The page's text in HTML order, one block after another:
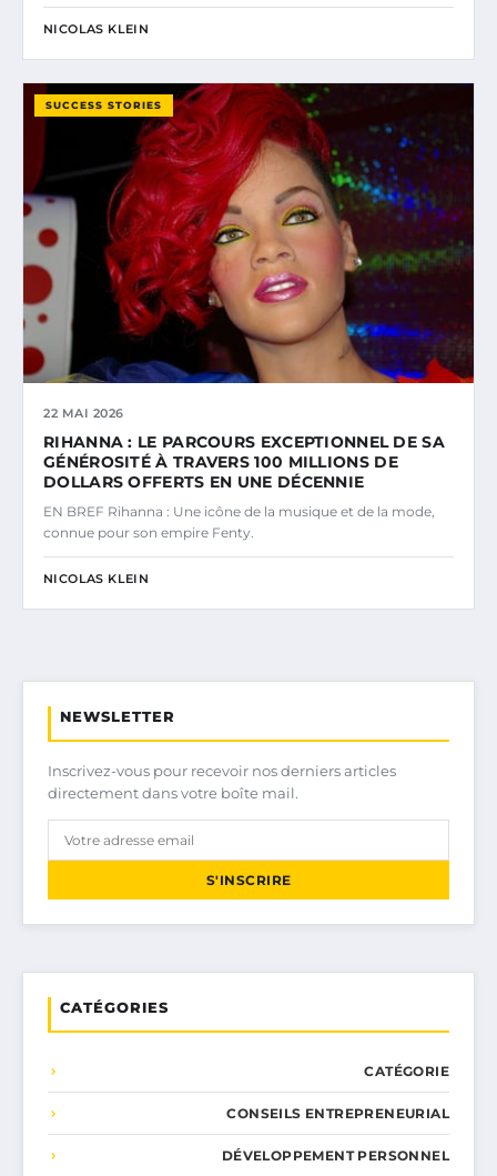
NICOLAS KLEIN
SUCCESS STORIES
22 MAI 2026
RIHANNA : LE PARCOURS EXCEPTIONNEL DE SA
GÉNÉROSITÉ À TRAVERS 100 MILLIONS DE
DOLLARS OFFERTS EN UNE DÉCENNIE
EN BREF Rihanna : Une icône de la musique et de la mode,
connue pour son empire Fenty.
NICOLAS KLEIN
NEWSLETTER
Inscrivez-vous pour recevoir nos derniers articles
directement dans votre boîte mail.
S'INSCRIRE
CATÉGORIES
CATÉGORIE
CONSEILS ENTREPRENEURIAL
DÉVELOPPEMENT PERSONNEL